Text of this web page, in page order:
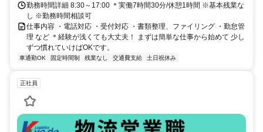
勤務時間詳細 8:30～17:00 ＊実働7時間30分/休憩1時間 ※基本残業な
し ※勤務時間相談可
仕事内容 ・電話対応 ・受付対応 ・書類整理、ファイリング ・勤怠管
理 など ＊経験が浅くても大丈夫！ まずは簡単な仕事から始めて 少し
ずつ慣れていけばOKです。
車通勤OK 固定時間制 残業なし 交通費支給 土日祝休み
正社員